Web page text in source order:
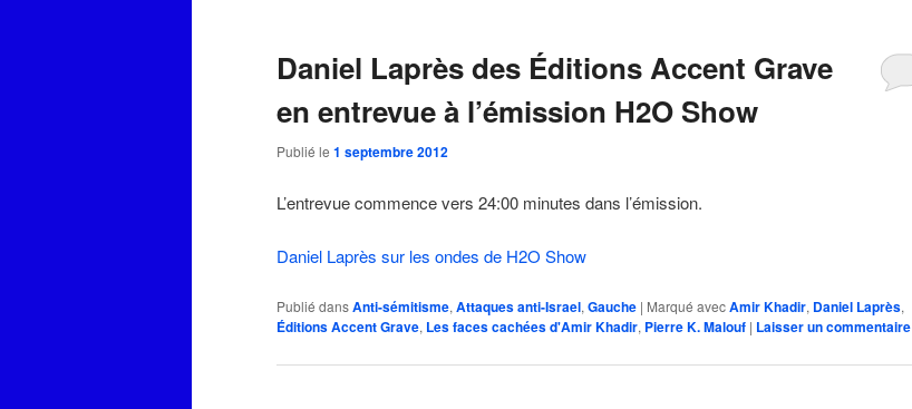
Daniel Laprès des Éditions Accent Grave
en entrevue à l’émission H2O Show
Publié le 1 septembre 2012
L’entrevue commence vers 24:00 minutes dans l’émission.
Daniel Laprès sur les ondes de H2O Show
Publié dansAnti-sémitisme, Attaques anti-Israel, Gauche | Marqué avecAmir Khadir, Daniel Laprès,
Éditions Accent Grave, Les faces cachées d'Amir Khadir, Pierre K. Malouf | Laisser un commentaire